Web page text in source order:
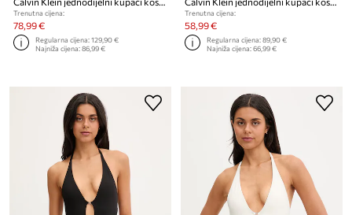
Trenutna cijena:
78,99 €
Regularna cijena:129,90 €
Najniža cijena:86,99 €
Trenutna cijena:
58,99 €
Regularna cijena:89,90 €
Najniža cijena:66,99 €